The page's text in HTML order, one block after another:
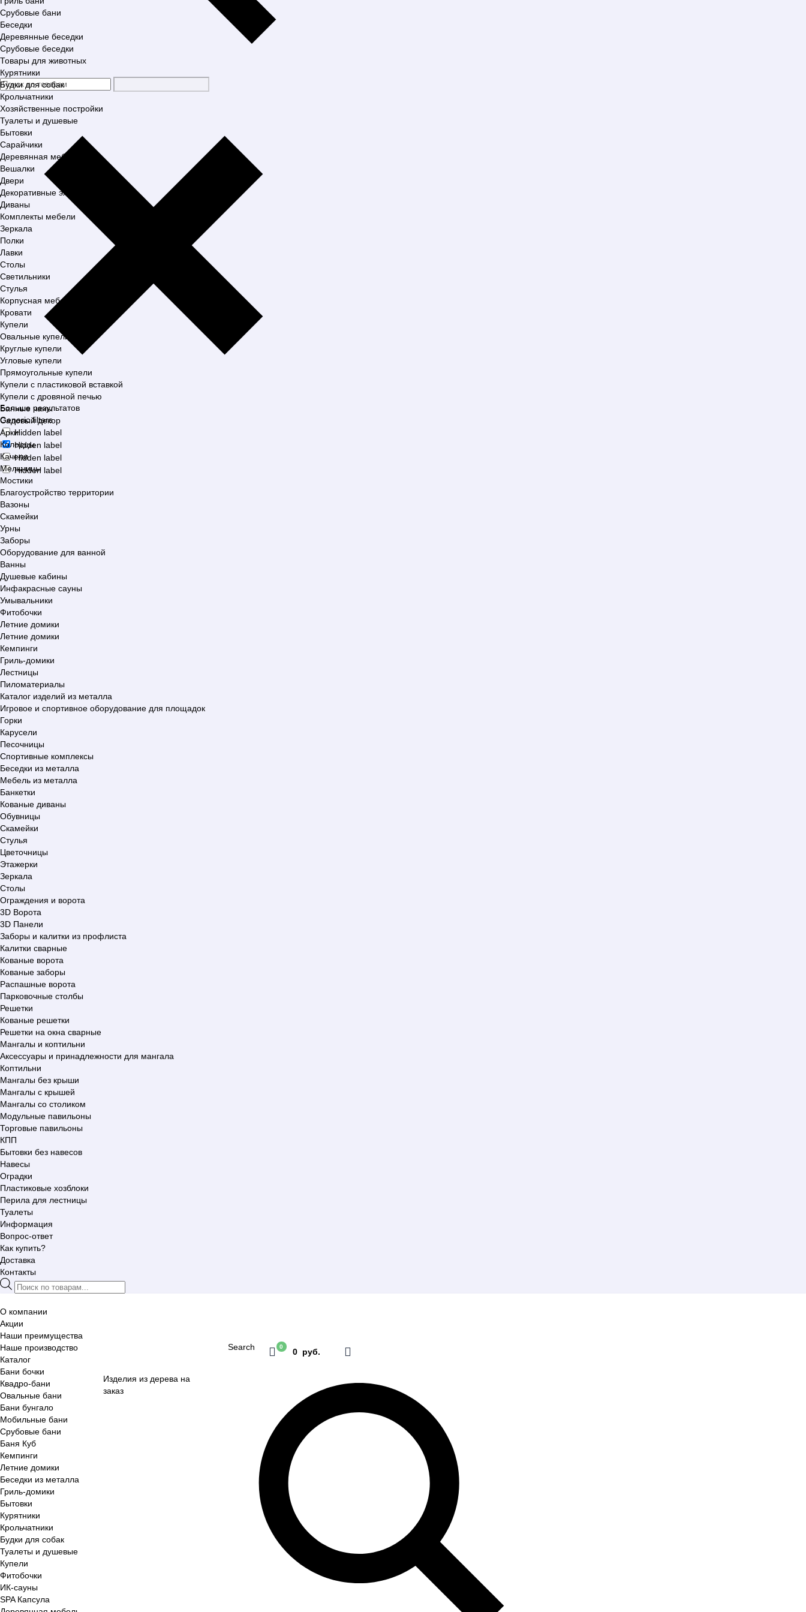
Больше результатов
Generic filters
Hidden label
Hidden label
Hidden label
Hidden label
Срубовые бани
Беседки
Деревянные беседки
Срубовые беседки
Товары для животных
Курятники
Будки для собак
Крольчатники
Хозяйственные постройки
Туалеты и душевые
Бытовки
Сарайчики
Деревянная мебель
Вешалки
Двери
Декоративные элементы
Диваны
Комплекты мебели
Зеркала
Полки
Лавки
Столы
Светильники
Стулья
Корпусная мебель
Кровати
Купели
Овальные купели
Круглые купели
Угловые купели
Прямоугольные купели
Купели с пластиковой вставкой
Купели с дровяной печью
Банные чаны
Садовый декор
Арки
Колодцы
Качели
Мельницы
Мостики
Благоустройство территории
Вазоны
Скамейки
Урны
Заборы
Оборудование для ванной
Ванны
Душевые кабины
Инфакрасные сауны
Умывальники
Фитобочки
Летние домики
Летние домики
Кемпинги
Гриль-домики
Лестницы
Пиломатериалы
Каталог изделий из металла
Игровое и спортивное оборудование для площадок
Горки
Карусели
Песочницы
Спортивные комплексы
Беседки из металла
Мебель из металла
Банкетки
Кованые диваны
Обувницы
Скамейки
Стулья
Цветочницы
Этажерки
Зеркала
Столы
Ограждения и ворота
3D Ворота
3D Панели
Заборы и калитки из профлиста
Калитки сварные
Кованые ворота
Кованые заборы
Распашные ворота
Парковочные столбы
Решетки
Кованые решетки
Решетки на окна сварные
Мангалы и коптильни
Аксессуары и принадлежности для мангала
Коптильни
Мангалы без крыши
Мангалы с крышей
Мангалы со столиком
Модульные павильоны
Торговые павильоны
КПП
Бытовки без навесов
Навесы
Оградки
Пластиковые хозблоки
Перила для лестницы
Туалеты
Информация
Вопрос-ответ
Как купить?
Доставка
Контакты
Поиск
товаров
Изделия из дерева на
заказ
Search 0
0 руб.
О компании
Акции
Наши преимущества
Наше производство
Каталог
Бани бочки
Квадро-бани
Овальные бани
Бани бунгало
Мобильные бани
Срубовые бани
Баня Куб
Кемпинги
Летние домики
Беседки из металла
Гриль-домики
Бытовки
Курятники
Крольчатники
Будки для собак
Туалеты и душевые
Купели
Фитобочки
ИК-сауны
SPA Капсула